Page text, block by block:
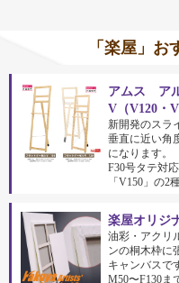
「楽屋」
アムス ア
V（V120・
新開発のスラ
垂直に近い角
になります。
F30号タテ対
「V150」の2
楽屋オリジ
油彩・アクリ
ンの桐木枠に
キャンバスで
M50〜F130ま